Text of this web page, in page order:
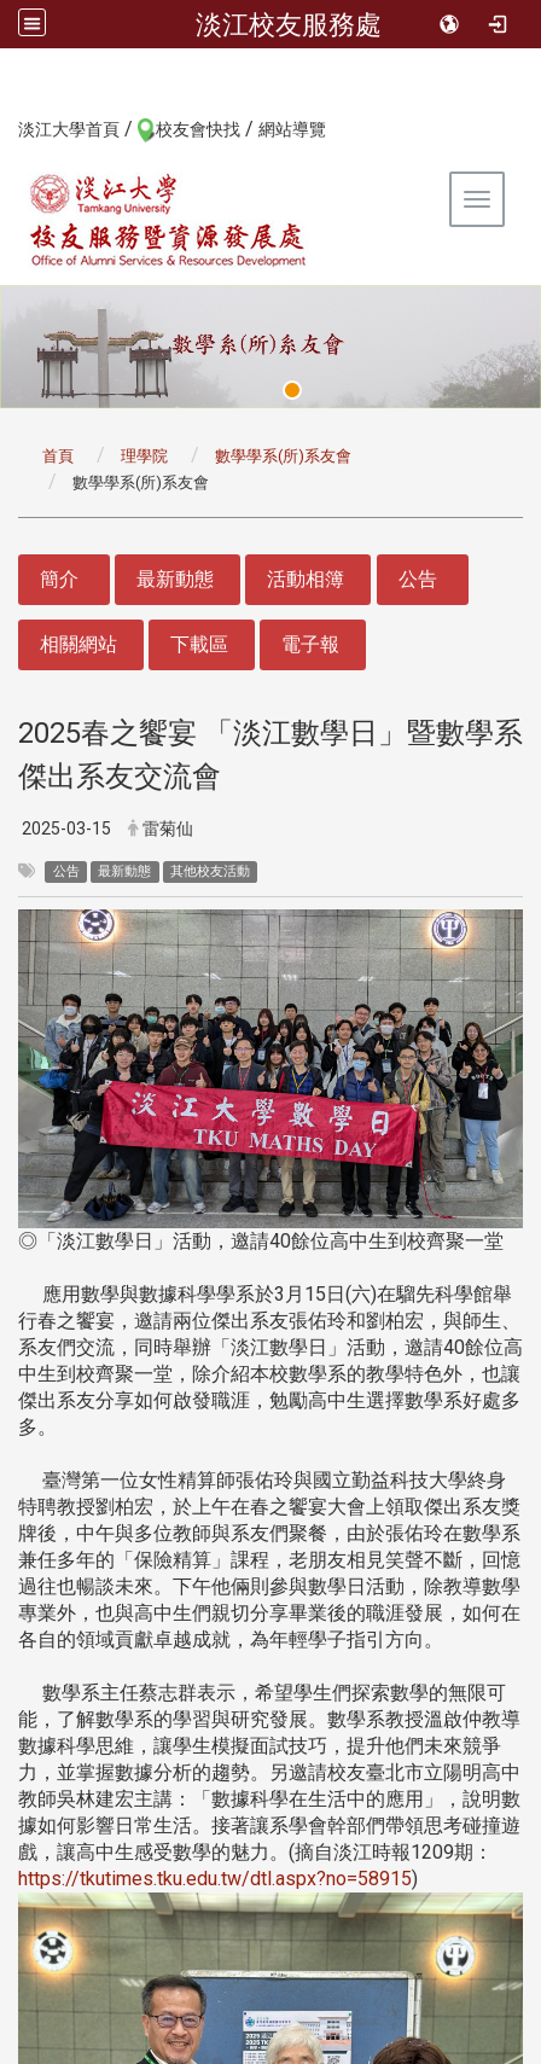
淡江校友服務處
淡江大學首頁 / 校友會快找 / 網站導覽
Toggle
首頁 理學院
數學學系(所)系友會
數學學系(所)系友會
簡介 最新動態 活動相簿 公告
相關網站 下載區 電子報
2025春之饗宴 「淡江數學日」暨數學系
傑出系友交流會
2025-03-15 雷菊仙
公告 最新動態 其他校友活動
◎「淡江數學日」活動，邀請40餘位高中生到校齊聚一堂
應用數學與數據科學學系於3月15日(六)在騮先科學館舉
行春之饗宴，邀請兩位傑出系友張佑玲和劉柏宏，與師生、
系友們交流，同時舉辦「淡江數學日」活動，邀請40餘位高
中生到校齊聚一堂，除介紹本校數學系的教學特色外，也讓
傑出系友分享如何啟發職涯，勉勵高中生選擇數學系好處多
多。
臺灣第一位女性精算師張佑玲與國立勤益科技大學終身
特聘教授劉柏宏，於上午在春之饗宴大會上領取傑出系友獎
牌後，中午與多位教師與系友們聚餐，由於張佑玲在數學系
兼任多年的「保險精算」課程，老朋友相見笑聲不斷，回憶
過往也暢談未來。下午他倆則參與數學日活動，除教導數學
專業外，也與高中生們親切分享畢業後的職涯發展，如何在
各自的領域貢獻卓越成就，為年輕學子指引方向。
數學系主任蔡志群表示，希望學生們探索數學的無限可
能，了解數學系的學習與研究發展。數學系教授溫啟仲教導
數據科學思維，讓學生模擬面試技巧，提升他們未來競爭
力，並掌握數據分析的趨勢。另邀請校友臺北市立陽明高中
教師吳林建宏主講：「數據科學在生活中的應用」，說明數
據如何影響日常生活。接著讓系學會幹部們帶領思考碰撞遊
戲，讓高中生感受數學的魅力。(摘自淡江時報1209期：
https://tkutimes.tku.edu.tw/dtl.aspx?no=58915)